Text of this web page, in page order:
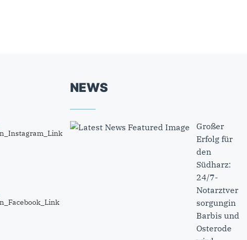
NEWS
Großer
Erfolg für
den
Südharz:
24/7-
Notarztver
sorgungin
Barbis und
Osterode